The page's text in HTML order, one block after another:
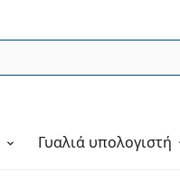
Γυαλιά υπολογιστή